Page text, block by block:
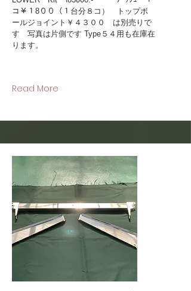
コ￥１8００（１台分８コ） トップボ
ールジョイント￥４３００ は別売りで
す 写真は片側です Type５４用も在庫在
ります。
Read More